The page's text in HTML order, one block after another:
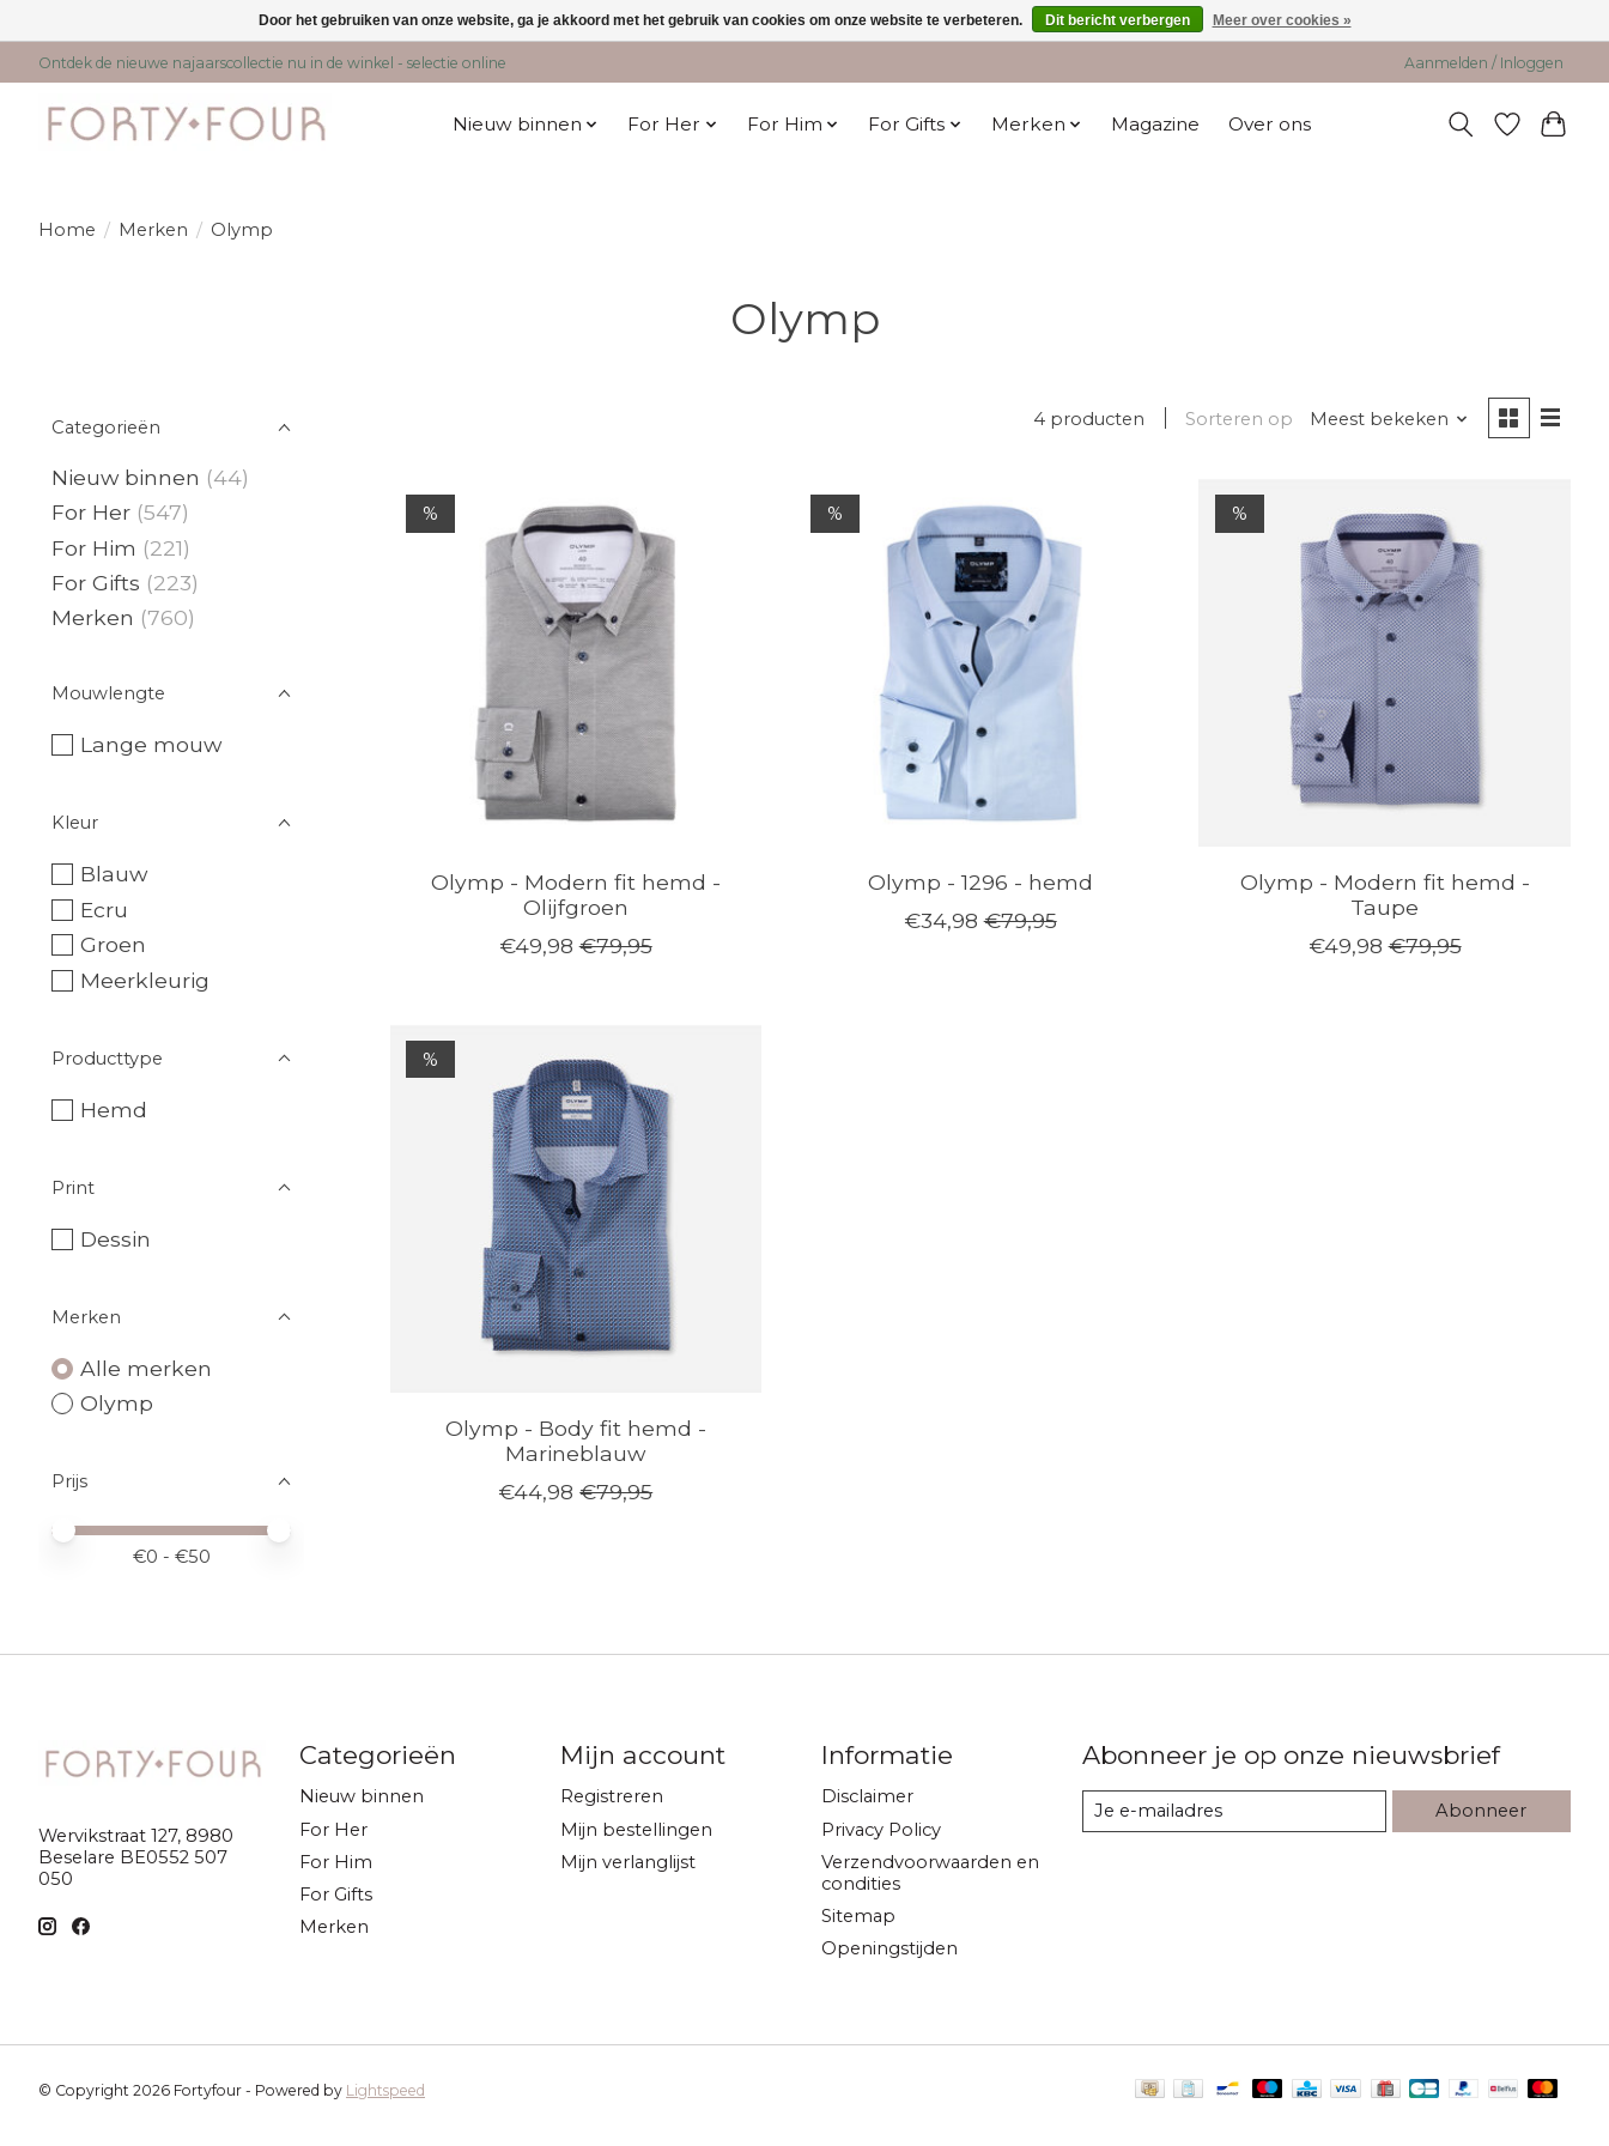
Ontdek de nieuwe najaarscollectie nu in de winkel - selectie online Aanmelden / Inloggen
Nieuw binnen For Her For Him For Gifts Merken Magazine Over ons
Home / Merken / Olymp
Olymp
Categorieën
Nieuw binnen (44)
For Her (547)
For Him (221)
For Gifts (223)
Merken (760)
Mouwlengte
Lange mouw
Kleur
Blauw
Ecru
Groen
Meerkleurig
Producttype
Hemd
Print
Dessin
Merken
Alle merken
Olymp
Prijs
Minimale prijswaarde
Price maximum value
€0 - €50
4 producten Sorteren op Meest bekeken
%
Olymp - Modern fit hemd -
Olijfgroen
€49,98 €79,95
%
Olymp - 1296 - hemd
€34,98 €79,95
%
Olymp - Modern fit hemd -
Taupe
€49,98 €79,95
%
Olymp - Body fit hemd -
Marineblauw
€44,98 €79,95
Wervikstraat 127, 8980
Beselare BE0552 507
050
Categorieën
Nieuw binnen
For Her
For Him
For Gifts
Merken
Mijn account
Registreren
Mijn bestellingen
Mijn verlanglijst
Informatie
Disclaimer
Privacy Policy
Verzendvoorwaarden en
condities
Sitemap
Openingstijden
Abonneer je op onze nieuwsbrief
Abonneer
© Copyright 2026 Fortyfour - Powered by Lightspeed
Door het gebruiken van onze website, ga je akkoord met het gebruik van cookies om onze website te verbeteren. Dit bericht verbergen Meer over cookies »